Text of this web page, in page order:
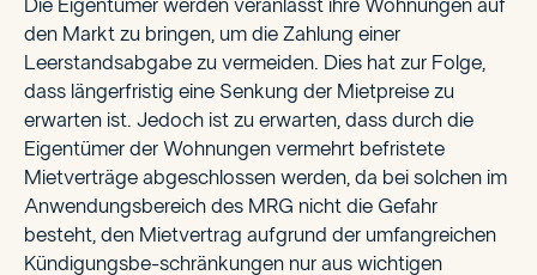
Die Eigentümer werden veranlasst ihre Wohnungen auf
den Markt zu bringen, um die Zahlung einer
Leerstandsabgabe zu vermeiden. Dies hat zur Folge,
dass längerfristig eine Senkung der Mietpreise zu
erwarten ist. Jedoch ist zu erwarten, dass durch die
Eigentümer der Wohnungen vermehrt befristete
Mietverträge abgeschlossen werden, da bei solchen im
Anwendungsbereich des MRG nicht die Gefahr
besteht, den Mietvertrag aufgrund der umfangreichen
Kündigungsbe-schränkungen nur aus wichtigen